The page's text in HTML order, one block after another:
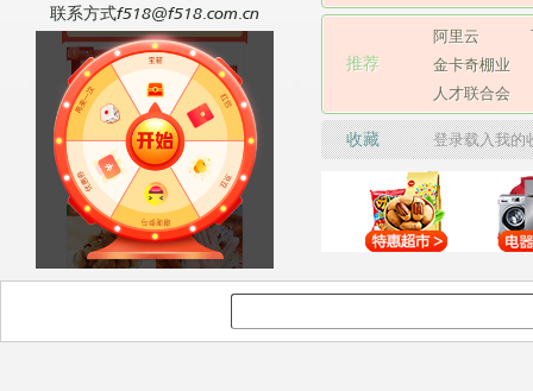
推荐
阿里云
金卡奇棚业
人才联合会
收藏 登录载入我
联系方式f518@f518.com.cn